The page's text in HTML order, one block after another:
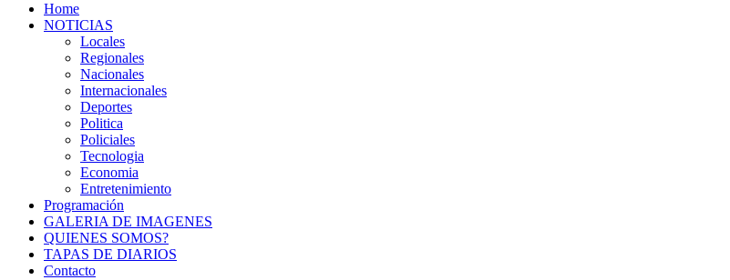
Home
NOTICIAS
Locales
Regionales
Nacionales
Internacionales
Deportes
Politica
Policiales
Tecnologia
Economia
Entretenimiento
Programación
GALERIA DE IMAGENES
QUIENES SOMOS?
TAPAS DE DIARIOS
Contacto